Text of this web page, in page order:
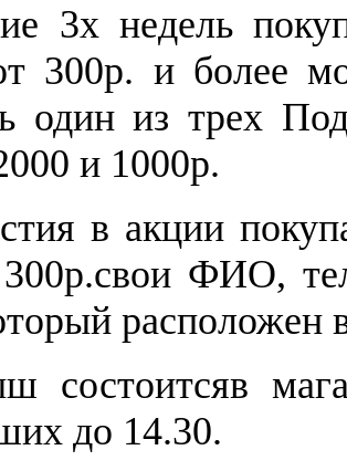
3х недель
300р. и более
один из трех
и 1000р.
в акции
ФИО,
расположен
состоитсяв
до 14.30.